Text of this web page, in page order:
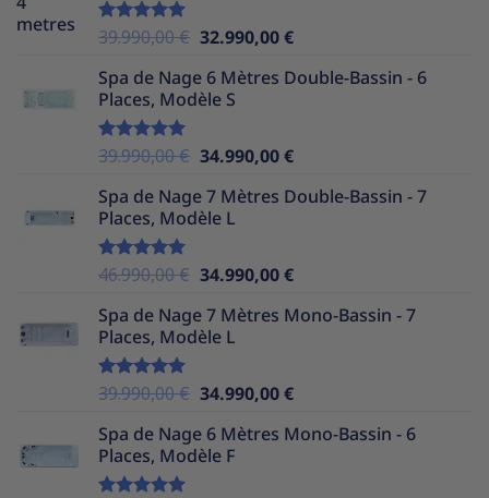
Note5.00
39.990,00€ Le
initial
était :
32.990,00€Le
actuel
Spa de Nage 6 Mètres Double-Bassin - 6
Places, Modèle S
Note5.00
39.990,00€ Le
initial
était :
34.990,00€Le
actuel
Spa de Nage 7 Mètres Double-Bassin - 7
Places, Modèle L
Note5.00
46.990,00€ Le
initial
était :
34.990,00€Le
actuel
Spa de Nage 7 Mètres Mono-Bassin - 7
Places, Modèle L
Note5.00
39.990,00€ Le
initial
était :
34.990,00€Le
actuel
Spa de Nage 6 Mètres Mono-Bassin - 6
Places, Modèle F